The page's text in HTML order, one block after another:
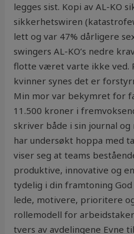
legges sist. Kopi av AL-KO
sikkerhetswiren
lett og var 47% dårligere
swingers AL-KO’s nedre
flotte været varte ikke ved.
kvinner synes det er
Min mor var bekymret for
11.500 kroner i
skriver både i sin journal
har undersøkt hoppa med
viser seg at teams
produktive, innovative og
tydelig i din framtoning
lede, motivere, prioritere
rollemodell for
tvers av avdelingene Evne